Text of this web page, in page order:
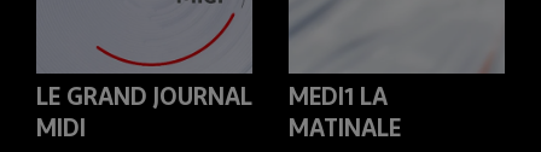
LE GRAND JOURNAL
MIDI
MEDI1 LA
MATINALE